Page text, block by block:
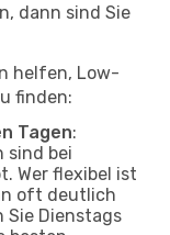
dann sind Sie
helfen, Low-
finden:
Tagen:
sind bei
Wer flexibel ist
oft deutlich
Sie Dienstags